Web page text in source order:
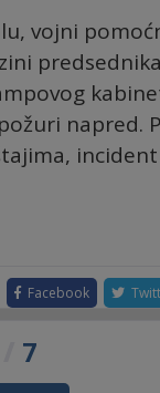
vojni
napred.
Facebook
7